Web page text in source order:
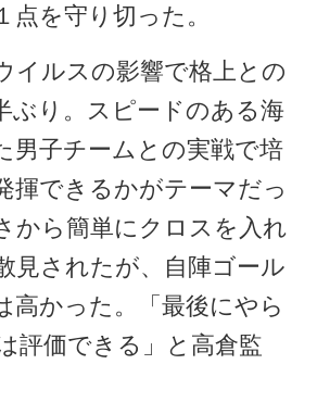
点を守り切った。
イルスの影響で格上との
ぶり。スピードのある海
男子チームとの実戦で培
揮できるかがテーマだっ
から簡単にクロスを入れ
見されたが、自陣ゴール
高かった。「最後にやら
評価できる」と高倉監